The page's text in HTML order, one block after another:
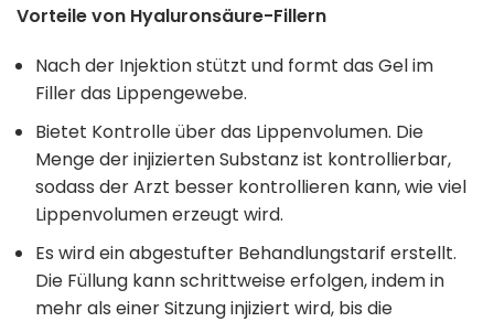
Vorteile von Hyaluronsäure-Fillern
Nach der Injektion stützt und formt das Gel im
Filler das Lippengewebe.
Bietet Kontrolle über das Lippenvolumen. Die
Menge der injizierten Substanz ist kontrollierbar,
sodass der Arzt besser kontrollieren kann, wie viel
Lippenvolumen erzeugt wird.
Es wird ein abgestufter Behandlungstarif erstellt.
Die Füllung kann schrittweise erfolgen, indem in
mehr als einer Sitzung injiziert wird, bis die